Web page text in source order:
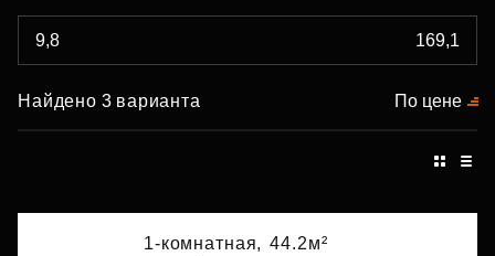
Найдено 3 варианта По цене
1-комнатная, 44.2м²